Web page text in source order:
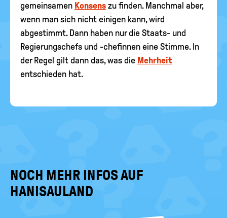
gemeinsamen Konsens zu finden. Manchmal aber,
wenn man sich nicht einigen kann, wird
abgestimmt. Dann haben nur die Staats- und
Regierungschefs und -chefinnen eine Stimme. In
der Regel gilt dann das, was die Mehrheit
entschieden hat.
NOCH MEHR INFOS AUF
HANISAULAND